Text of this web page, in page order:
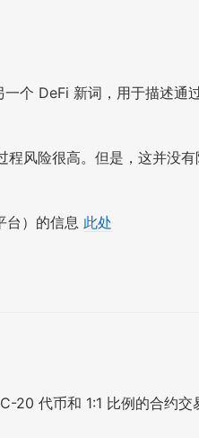
一个 DeFi 新词，用于描述通
风险很高。但是，这并没有
台）的信息 此处
20 代币和 1:1 比例的合约